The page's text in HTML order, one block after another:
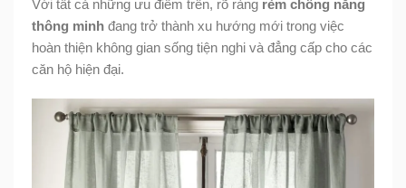
Với tất cả những ưu điểm trên, rõ ràng rèm chống nắng
thông minh đang trở thành xu hướng mới trong việc
hoàn thiện không gian sống tiện nghi và đẳng cấp cho các
căn hộ hiện đại.